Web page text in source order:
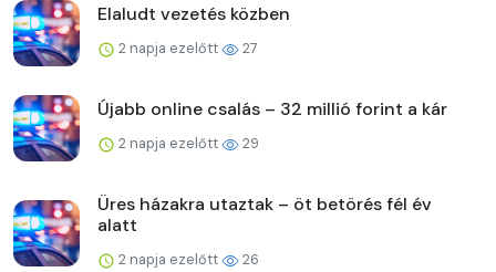
Elaludt vezetés közben
2 napja ezelőtt 27
Újabb online csalás – 32 millió forint a kár
2 napja ezelőtt 29
Üres házakra utaztak – öt betörés fél év
alatt
2 napja ezelőtt 26